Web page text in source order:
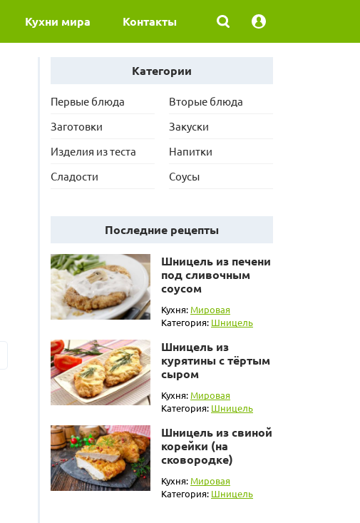
Кухни мира Контакты
Категории
Первые блюда
Вторые блюда
Заготовки
Закуски
Изделия из теста
Напитки
Сладости
Соусы
Последние рецепты
Шницель из печени
под сливочным
соусом
Кухня: Мировая
Категория: Шницель
Шницель из
курятины с тёртым
сыром
Кухня: Мировая
Категория: Шницель
Шницель из свиной
корейки (на
сковородке)
Кухня: Мировая
Категория: Шницель